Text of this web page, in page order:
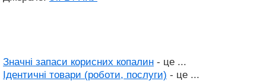
Значні запаси корисних копалин - це ...
Ідентичні товари (роботи, послуги) - це ...